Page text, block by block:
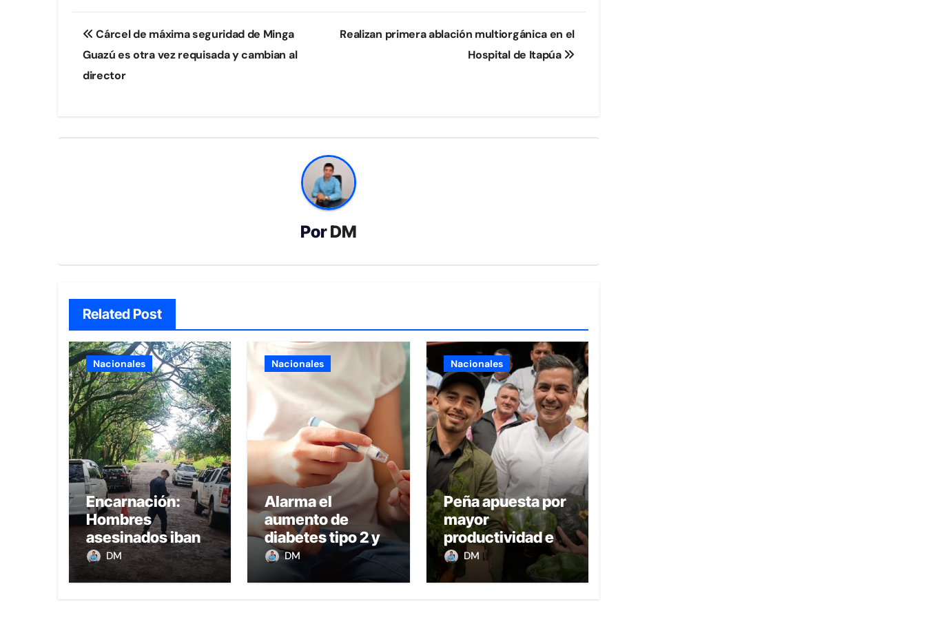
Navegación
de
entradas
Cárcel de máxima seguridad de Minga
Guazú es otra vez requisada y cambian al
director
Realizan primera ablación multiorgánica en el
Hospital de Itapúa
PorDM
Related Post
Nacionales
Encarnación:
Hombres
asesinados iban a
comprar oro, uno
recibió 8 balazos
DM
Nacionales
Alarma el
aumento de
diabetes tipo 2 y
la obesidad
infantil en
DM
Nacionales
Peña apuesta por
mayor
productividad e
ingresos en el
campo con
DM